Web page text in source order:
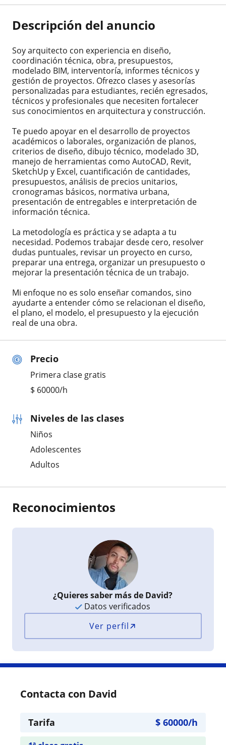
Precio
Primera clase gratis
$ 60000/h
Niveles de las clases
Niños
Adolescentes
Adultos
Descripción del anuncio
Soy arquitecto con experiencia en diseño,
coordinación técnica, obra, presupuestos,
modelado BIM, interventoría, informes técnicos y
gestión de proyectos. Ofrezco clases y asesorías
personalizadas para estudiantes, recién egresados,
técnicos y profesionales que necesiten fortalecer
sus conocimientos en arquitectura y construcción.
Te puedo apoyar en el desarrollo de proyectos
académicos o laborales, organización de planos,
criterios de diseño, dibujo técnico, modelado 3D,
manejo de herramientas como AutoCAD, Revit,
SketchUp y Excel, cuantificación de cantidades,
presupuestos, análisis de precios unitarios,
cronogramas básicos, normativa urbana,
presentación de entregables e interpretación de
información técnica.
La metodología es práctica y se adapta a tu
necesidad. Podemos trabajar desde cero, resolver
dudas puntuales, revisar un proyecto en curso,
preparar una entrega, organizar un presupuesto o
mejorar la presentación técnica de un trabajo.
Mi enfoque no es solo enseñar comandos, sino
ayudarte a entender cómo se relacionan el diseño,
el plano, el modelo, el presupuesto y la ejecución
real de una obra.
Reconocimientos
¿Quieres saber más de David?
Datos verificados
Ver perfil
Contacta con David
Tarifa $ 60000/h